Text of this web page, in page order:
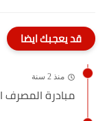
قد يعجبك ايضا
منذ 2 سنة
مبادرة المصرف